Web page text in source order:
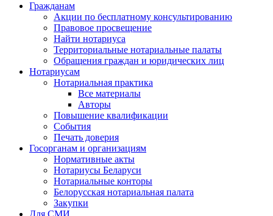
Гражданам
Акции по бесплатному консультированию
Правовое просвещение
Найти нотариуса
Территориальные нотариальные палаты
Обращения граждан и юридических лиц
Нотариусам
Нотариальная практика
Все материалы
Авторы
Повышение квалификации
События
Печать доверия
Госорганам и организациям
Нормативные акты
Нотариусы Беларуси
Нотариальные конторы
Белорусская нотариальная палата
Закупки